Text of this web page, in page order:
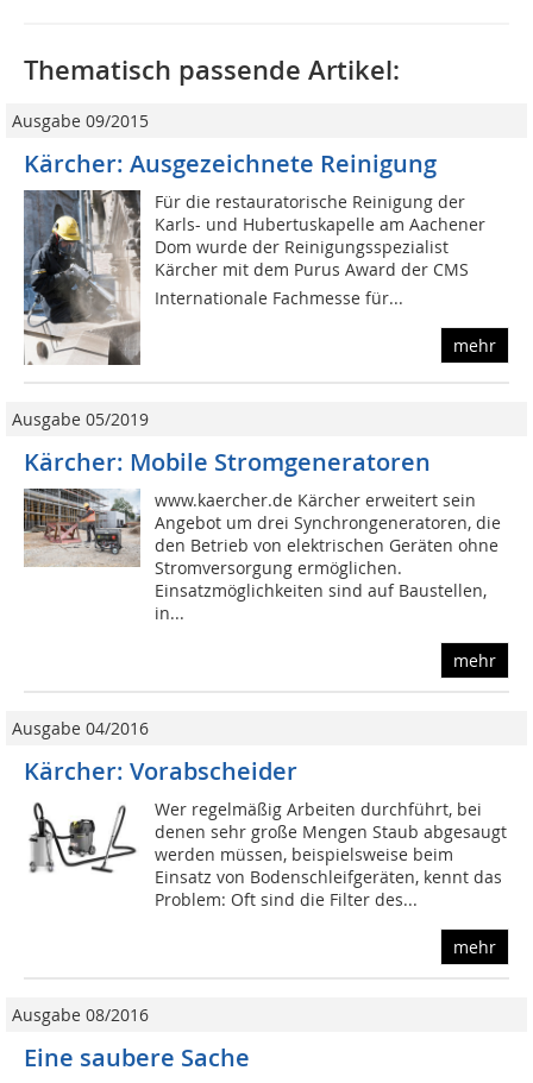
Thematisch passende Artikel:
Ausgabe 09/2015
Kärcher: Ausgezeichnete Reinigung
Für die restauratorische Reinigung der
Karls- und Hubertuskapelle am Aachener
Dom wurde der Reinigungsspezialist
Kärcher mit dem Purus Award der CMS 
Internationale Fachmesse für...
mehr
Ausgabe 05/2019
Kärcher: Mobile Stromgeneratoren
www.kaercher.de Kärcher erweitert sein
Angebot um drei Synchrongeneratoren, die
den Betrieb von elektrischen Geräten ohne
Stromversorgung ermöglichen.
Einsatzmöglichkeiten sind auf Baustellen,
in...
mehr
Ausgabe 04/2016
Kärcher: Vorabscheider
Wer regelmäßig Arbeiten durchführt, bei
denen sehr große Mengen Staub abgesaugt
werden müssen, beispielsweise beim
Einsatz von Bodenschleifgeräten, kennt das
Problem: Oft sind die Filter des...
mehr
Ausgabe 08/2016
Eine saubere Sache